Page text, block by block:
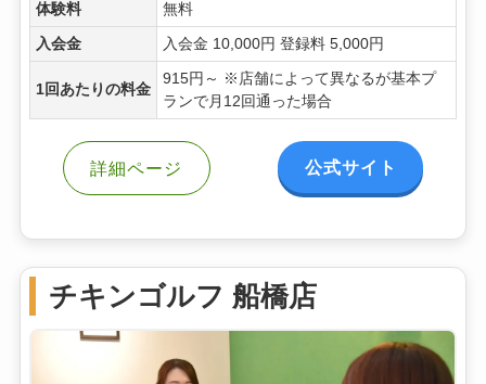
体験料 無料
入会金 入会金 10,000円 登録料 5,000円
1回あたりの料金
915円～ ※店舗によって異なるが基本プ
ランで月12回通った場合
詳細ページ 公式サイト
チキンゴルフ 船橋店